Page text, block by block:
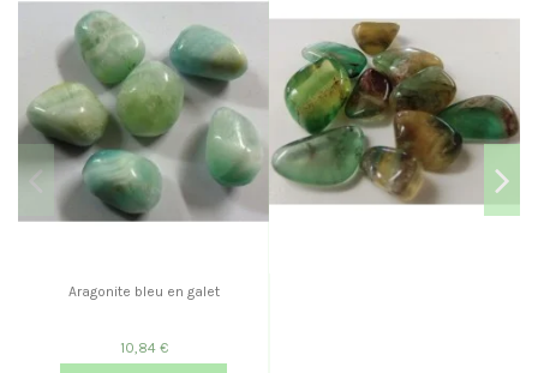
Aragonite bleu en galet
10,84 €